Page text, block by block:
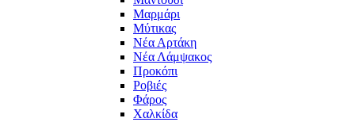
Μαρμάρι
Μύτικας
Νέα Αρτάκη
Νέα Λάμψακος
Προκόπι
Ροβιές
Φάρος
Χαλκίδα